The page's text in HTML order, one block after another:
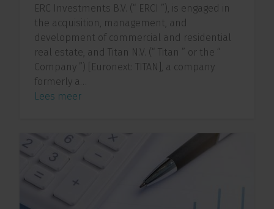
ERC Investments B.V. (“ ERCI ”), is engaged in
the acquisition, management, and
development of commercial and residential
real estate, and Titan N.V. (“ Titan ” or the “
Company ”) [Euronext: TITAN], a company
formerly a…
Lees meer